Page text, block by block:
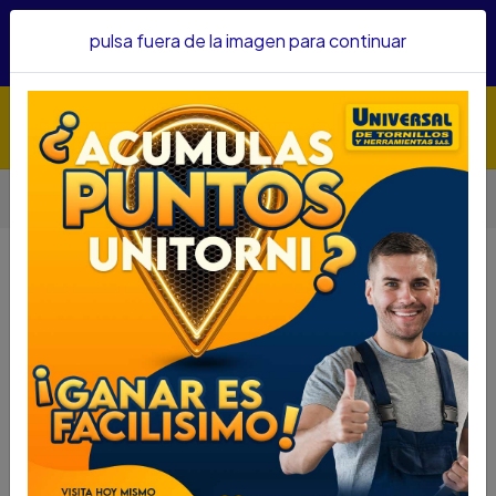
confianza&nbsp;Recibe un KIT PARRILLERO por compras
Inicio Automotriz
Aditivos Y Embellecedores
CUBRE AUTOS TKC MASTER POLIESTER T-L 100171
CUBRE AUTOS TKC MASTER
POLIESTER T-L 100171
CUBRE AUTOS TKC MASTER POLIESTER T-L 100171
SKU...62510194
DESCRIPCIÓN...
ESPECIFICACIONES
Protección Pluss
pulsa fuera de la imagen para continuar